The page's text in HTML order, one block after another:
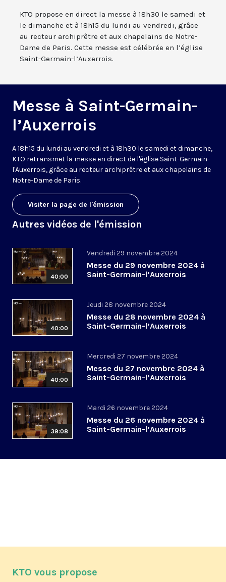
KTO propose en direct la messe à 18h30 le samedi et
le dimanche et à 18h15 du lundi au vendredi, grâce
au recteur archiprêtre et aux chapelains de Notre-
Dame de Paris. Cette messe est célébrée en l’église
Saint-Germain-l’Auxerrois.
Messe à Saint-Germain-
l’Auxerrois
A 18h15 du lundi au vendredi et à 18h30 le samedi et dimanche,
KTO retransmet la messe en direct de l'église Saint-Germain-
l'Auxerrois, grâce au recteur archiprêtre et aux chapelains de
Notre-Dame de Paris.
Visiter la page de l'émission
Autres vidéos de l'émission
40:00
Vendredi 29 novembre 2024
Messe du 29 novembre 2024 à
Saint-Germain-l’Auxerrois
40:00
Jeudi 28 novembre 2024
Messe du 28 novembre 2024 à
Saint-Germain-l’Auxerrois
40:00
Mercredi 27 novembre 2024
Messe du 27 novembre 2024 à
Saint-Germain-l’Auxerrois
39:08
Mardi 26 novembre 2024
Messe du 26 novembre 2024 à
Saint-Germain-l’Auxerrois
KTO vous propose